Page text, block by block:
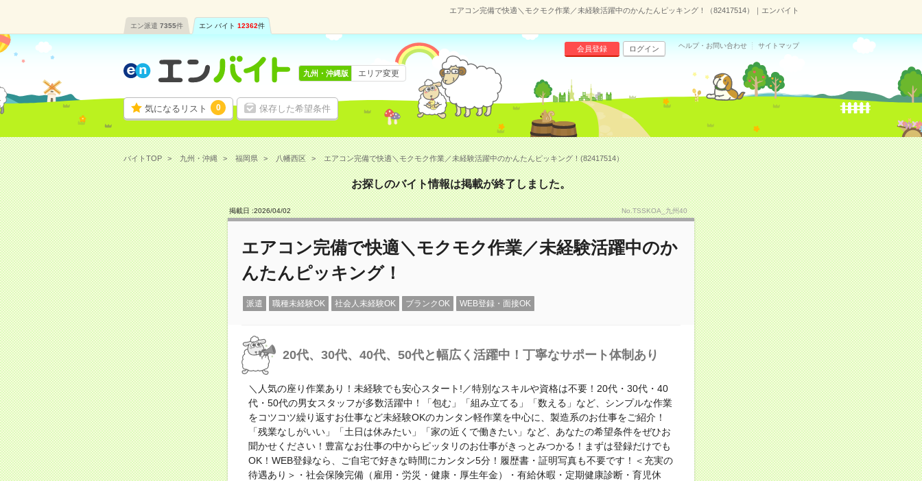
エアコン完備で快適＼モクモク作業／未経験活躍中のかんたんピッキング！（82417514）｜エンバイト
エン派遣 7355件 エン バイト 12362件
気になるリスト 0 保存した希望条件
会員登録 ログイン ヘルプ・お問い合わせ サイトマップ
九州・沖縄版 エリア変更
バイトTOP 九州・沖縄 福岡県 八幡西区 エアコン完備で快適＼モクモク作業／未経験活躍中のかんたんピッキング！(82417514）
お探しのバイト情報は掲載が終了しました。
掲載日 :2026/04/02 No.TSSKOA_九州40
エアコン完備で快適＼モクモク作業／未経験活躍中のか
んたんピッキング！
派遣 職種未経験OK 社会人未経験OK ブランクOK WEB登録・面接OK
20代、30代、40代、50代と幅広く活躍中！丁寧なサポート体制あり
＼人気の座り作業あり！未経験でも安心スタート!／特別なスキルや資格は不要！20代・30代・40
代・50代の男女スタッフが多数活躍中！「包む」「組み立てる」「数える」など、シンプルな作業
をコツコツ繰り返すお仕事など未経験OKのカンタン軽作業を中心に、製造系のお仕事をご紹介！
「残業なしがいい」「土日は休みたい」「家の近くで働きたい」など、あなたの希望条件をぜひお
聞かせください！豊富なお仕事の中からピッタリのお仕事がきっとみつかる！まずは登録だけでも
OK！WEB登録なら、ご自宅で好きな時間にカンタン5分！履歴書・証明写真も不要です！＜充実の
待遇あり＞・社会保険完備（雇用・労災・健康・厚生年金）・有給休暇・定期健康診断・育児休